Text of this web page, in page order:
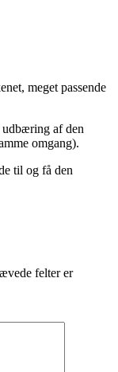
meget passende
af den
omgang).
til og få den
felter er